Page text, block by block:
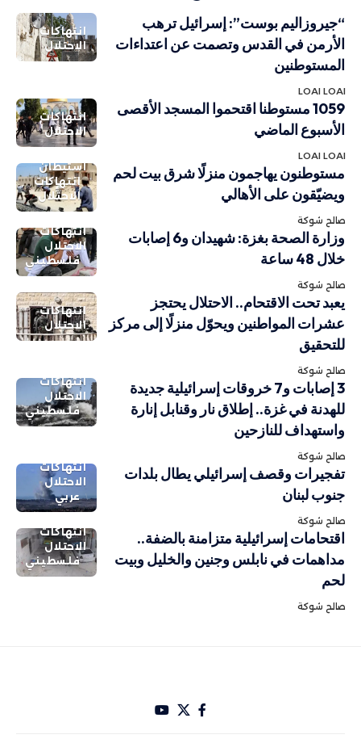
انتهاكات
الاحتلال
“جيروزاليم بوست”: إسرائيل ترهب
الأرمن في القدس وتصمت عن اعتداءات
المستوطنين
LOAI LOAI
انتهاكات
الاحتلال
1059 مستوطنا اقتحموا المسجد الأقصى
الأسبوع الماضي
LOAI LOAI
استيطان
انتهاكات
الاحتلال
مستوطنون يهاجمون منزلًا شرق بيت لحم
ويضيّقون على الأهالي
صالح شوكة
انتهاكات
الاحتلال
فلسطيني
وزارة الصحة بغزة: شهيدان و6 إصابات
خلال 48 ساعة
صالح شوكة
انتهاكات
الاحتلال
يعبد تحت الاقتحام.. الاحتلال يحتجز
عشرات المواطنين ويحوّل منزلًا إلى مركز
للتحقيق
صالح شوكة
انتهاكات
الاحتلال
فلسطيني
3 إصابات و7 خروقات إسرائيلية جديدة
للهدنة في غزة.. إطلاق نار وقنابل إنارة
واستهداف للنازحين
صالح شوكة
انتهاكات
الاحتلال
عربي
تفجيرات وقصف إسرائيلي يطال بلدات
جنوب لبنان
صالح شوكة
انتهاكات
الاحتلال
فلسطيني
اقتحامات إسرائيلية متزامنة بالضفة..
مداهمات في نابلس وجنين والخليل وبيت
لحم
صالح شوكة